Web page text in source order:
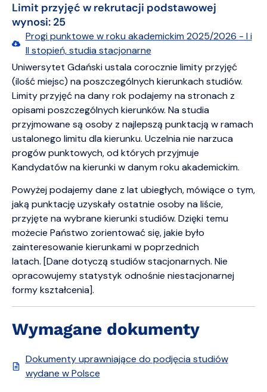
Limit przyjęć w rekrutacji podstawowej
wynosi: 25
Progi punktowe w roku akademickim 2025/2026 - I i
II stopień, studia stacjonarne
Uniwersytet Gdański ustala corocznie limity przyjęć
(ilość miejsc) na poszczególnych kierunkach studiów.
Limity przyjęć na dany rok podajemy na stronach z
opisami poszczególnych kierunków. Na studia
przyjmowane są osoby z najlepszą punktacją w ramach
ustalonego limitu dla kierunku. Uczelnia nie narzuca
progów punktowych, od których przyjmuje
Kandydatów na kierunki w danym roku akademickim.
Powyżej podajemy dane z lat ubiegłych, mówiące o tym,
jaką punktację uzyskały ostatnie osoby na liście,
przyjęte na wybrane kierunki studiów. Dzięki temu
możecie Państwo zorientować się, jakie było
zainteresowanie kierunkami w poprzednich
latach. [Dane dotyczą studiów stacjonarnych. Nie
opracowujemy statystyk odnośnie niestacjonarnej
formy kształcenia].
Wymagane dokumenty
Dokumenty uprawniające do podjęcia studiów
wydane w Polsce